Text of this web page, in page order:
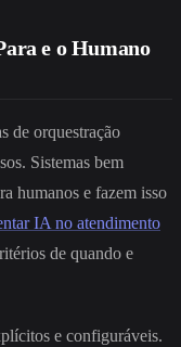
e o Humano
de orquestração
Sistemas bem
humanos e fazem isso
IA no atendimento
de quando e
e configuráveis.